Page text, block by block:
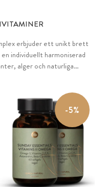
erbjuder ett unikt brett
individuellt harmoniserad
alger och naturliga
-5%